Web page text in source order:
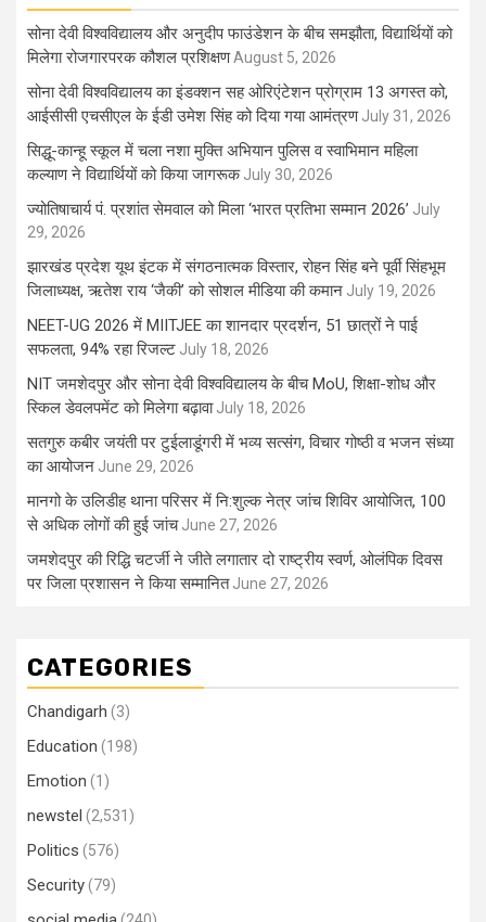
सोना देवी विश्वविद्यालय और अनुदीप फाउंडेशन के बीच समझौता, विद्यार्थियों को
मिलेगा रोजगारपरक कौशल प्रशिक्षणAugust 5, 2026
सोना देवी विश्वविद्यालय का इंडक्शन सह ओरिएंटेशन प्रोग्राम 13 अगस्त को,
आईसीसी एचसीएल के ईडी उमेश सिंह को दिया गया आमंत्रण July 31, 2026
सिद्धू-कान्हू स्कूल में चला नशा मुक्ति अभियान पुलिस व स्वाभिमान महिला
कल्याण ने विद्यार्थियों को किया जागरूक July 30, 2026
ज्योतिषाचार्य पं. प्रशांत सेमवाल को मिला ‘भारत प्रतिभा सम्मान 2026’ July
29, 2026
झारखंड प्रदेश यूथ इंटक में संगठनात्मक विस्तार, रोहन सिंह बने पूर्वी सिंहभूम
जिलाध्यक्ष, ऋतेश राय ‘जैकी’ को सोशल मीडिया की कमान July 19, 2026
NEET-UG 2026 में MIITJEE का शानदार प्रदर्शन, 51 छात्रों ने पाई
सफलता, 94% रहा रिजल्ट July 18, 2026
NIT जमशेदपुर और सोना देवी विश्वविद्यालय के बीच MoU, शिक्षा-शोध और
स्किल डेवलपमेंट को मिलेगा बढ़ावा July 18, 2026
सतगुरु कबीर जयंती पर टुईलाडूंगरी में भव्य सत्संग, विचार गोष्ठी व भजन संध्या
का आयोजन June 29, 2026
मानगो के उलिडीह थाना परिसर में नि:शुल्क नेत्र जांच शिविर आयोजित, 100
से अधिक लोगों की हुई जांच June 27, 2026
जमशेदपुर की रिद्धि चटर्जी ने जीते लगातार दो राष्ट्रीय स्वर्ण, ओलंपिक दिवस
पर जिला प्रशासन ने किया सम्मानित June 27, 2026
CATEGORIES
Chandigarh (3)
Education (198)
Emotion (1)
newstel (2,531)
Politics (576)
Security(79)